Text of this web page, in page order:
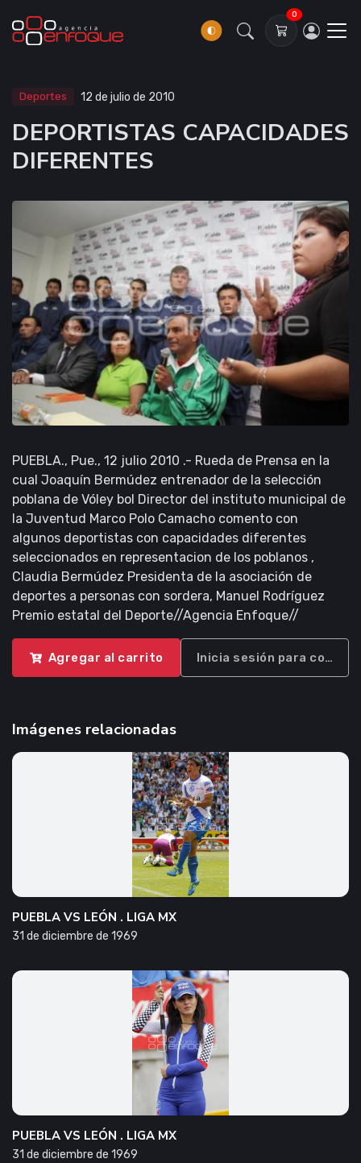
0
Deportes 12 de julio de 2010
DEPORTISTAS CAPACIDADES
DIFERENTES
PUEBLA., Pue., 12 julio 2010 .- Rueda de Prensa en la
cual Joaquín Bermúdez entrenador de la selección
poblana de Vóley bol Director del instituto municipal de
la Juventud Marco Polo Camacho comento con
algunos deportistas con capacidades diferentes
seleccionados en representacion de los poblanos ,
Claudia Bermúdez Presidenta de la asociación de
deportes a personas con sordera, Manuel Rodríguez
Premio estatal del Deporte//Agencia Enfoque//
Agregar al carrito Inicia sesión para
Imágenes relacionadas
PUEBLA VS LEÓN . LIGA MX
31 de diciembre de 1969
PUEBLA VS LEÓN . LIGA MX
31 de diciembre de 1969